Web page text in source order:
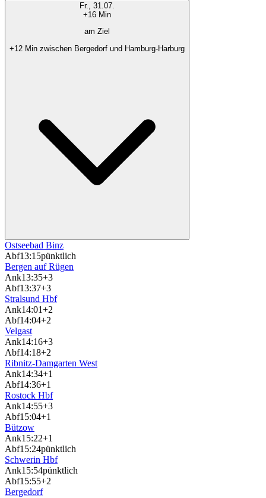
Fr., 31.07.
+16 Min
am Ziel
+12 Min zwischen Bergedorf und Hamburg-Harburg
Ostseebad Binz
Abf13:15pünktlich
Bergen auf Rügen
Ank13:35+3
Abf13:37+3
Stralsund Hbf
Ank14:01+2
Abf14:04+2
Velgast
Ank14:16+3
Abf14:18+2
Ribnitz-Damgarten West
Ank14:34+1
Abf14:36+1
Rostock Hbf
Ank14:55+3
Abf15:04+1
Bützow
Ank15:22+1
Abf15:24pünktlich
Schwerin Hbf
Ank15:54pünktlich
Abf15:55+2
Bergedorf